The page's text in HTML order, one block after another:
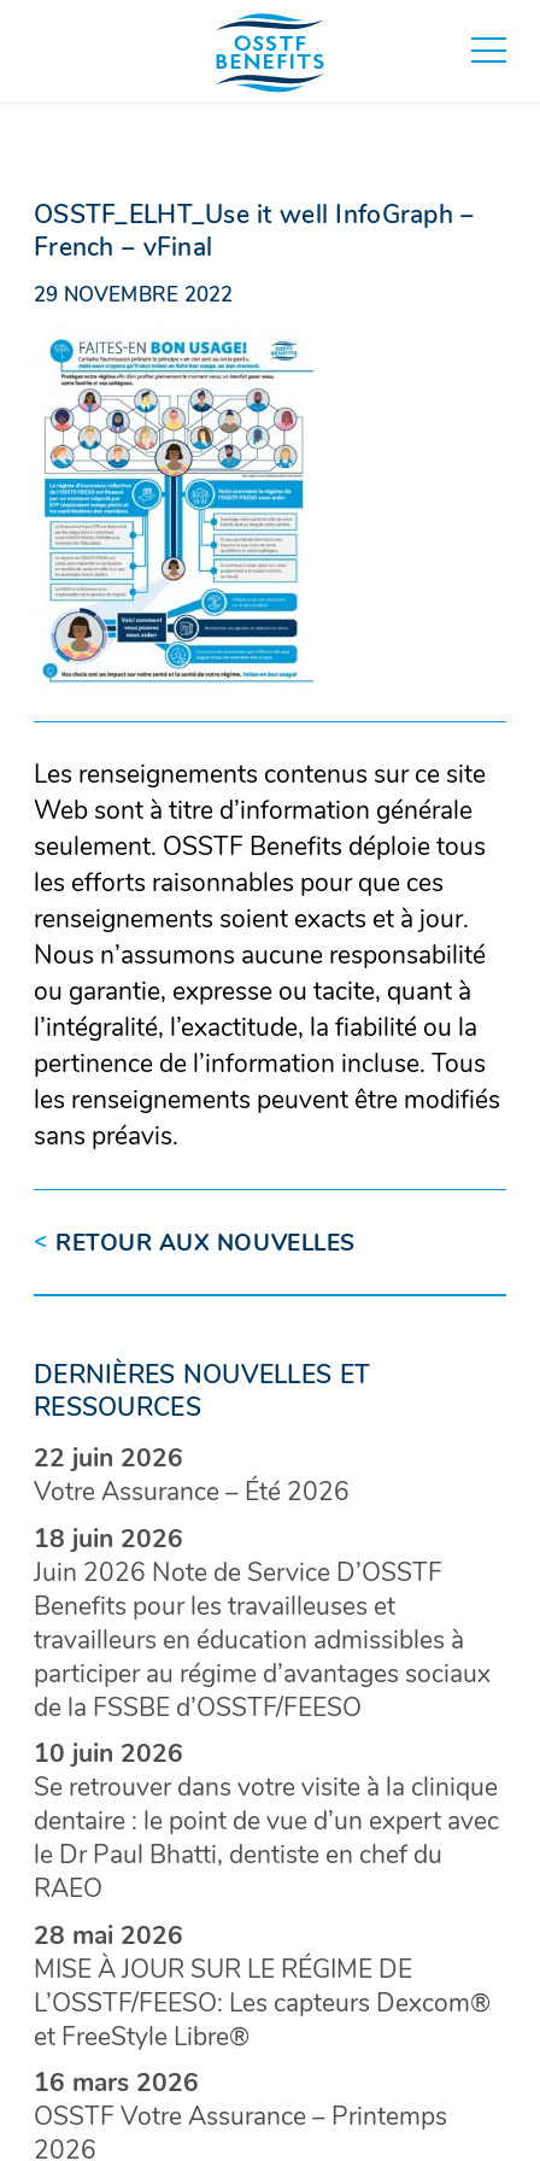
basculer
au
OSSTF_ELHT_Use it well InfoGraph –
French – vFinal
29 NOVEMBRE 2022
Les renseignements contenus sur ce site
Web sont à titre d’information générale
seulement. OSSTF Benefits déploie tous
les efforts raisonnables pour que ces
renseignements soient exacts et à jour.
Nous n’assumons aucune responsabilité
ou garantie, expresse ou tacite, quant à
l’intégralité, l’exactitude, la fiabilité ou la
pertinence de l’information incluse. Tous
les renseignements peuvent être modifiés
sans préavis.
< RETOUR AUX NOUVELLES
DERNIÈRES NOUVELLES ET
RESSOURCES
22 juin 2026
Votre Assurance – Été 2026
18 juin 2026
Juin 2026 Note de Service D’OSSTF
Benefits pour les travailleuses et
travailleurs en éducation admissibles à
participer au régime d’avantages sociaux
de la FSSBE d’OSSTF/FEESO
10 juin 2026
Se retrouver dans votre visite à la clinique
dentaire : le point de vue d’un expert avec
le Dr Paul Bhatti, dentiste en chef du
RAEO
28 mai 2026
MISE À JOUR SUR LE RÉGIME DE
L’OSSTF/FEESO: Les capteurs Dexcom®
et FreeStyle Libre®
16 mars 2026
OSSTF Votre Assurance – Printemps
2026